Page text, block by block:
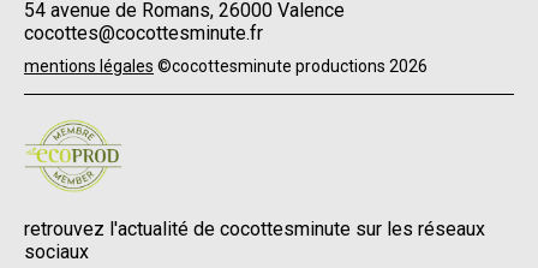
54 avenue de Romans, 26000 Valence
cocottes@cocottesminute.fr
Menu
Pied
de
page
mentions légales ©cocottesminute productions 2026
retrouvez l'actualité de cocottesminute sur les réseaux
sociaux